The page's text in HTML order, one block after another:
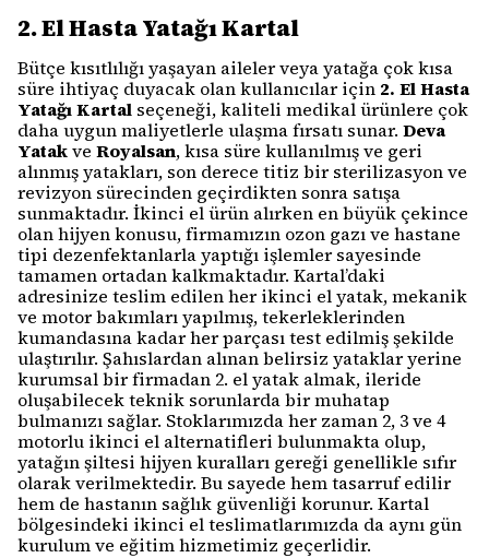
2. El Hasta Yatağı Kartal
Bütçe kısıtlılığı yaşayan aileler veya yatağa çok kısa
süre ihtiyaç duyacak olan kullanıcılar için 2. El Hasta
Yatağı Kartal seçeneği, kaliteli medikal ürünlere çok
daha uygun maliyetlerle ulaşma fırsatı sunar. Deva
Yatakve Royalsan, kısa süre kullanılmış ve geri
alınmış yatakları, son derece titiz bir sterilizasyon ve
revizyon sürecinden geçirdikten sonra satışa
sunmaktadır. İkinci el ürün alırken en büyük çekince
olan hijyen konusu, firmamızın ozon gazı ve hastane
tipi dezenfektanlarla yaptığı işlemler sayesinde
tamamen ortadan kalkmaktadır. Kartal’daki
adresinize teslim edilen her ikinci el yatak, mekanik
ve motor bakımları yapılmış, tekerleklerinden
kumandasına kadar her parçası test edilmiş şekilde
ulaştırılır. Şahıslardan alınan belirsiz yataklar yerine
kurumsal bir firmadan 2. el yatak almak, ileride
oluşabilecek teknik sorunlarda bir muhatap
bulmanızı sağlar. Stoklarımızda her zaman 2, 3 ve 4
motorlu ikinci el alternatifleri bulunmakta olup,
yatağın şiltesi hijyen kuralları gereği genellikle sıfır
olarak verilmektedir. Bu sayede hem tasarruf edilir
hem de hastanın sağlık güvenliği korunur. Kartal
bölgesindeki ikinci el teslimatlarımızda da aynı gün
kurulum ve eğitim hizmetimiz geçerlidir.